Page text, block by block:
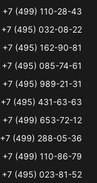
+7 (499) 110-28-43
+7 (495) 032-08-22
+7 (495) 162-90-81
+7 (495) 085-74-61
+7 (495) 989-21-31
+7 (495) 431-63-63
+7 (499) 653-72-12
+7 (499) 288-05-36
+7 (499) 110-86-79
+7 (495) 023-81-52